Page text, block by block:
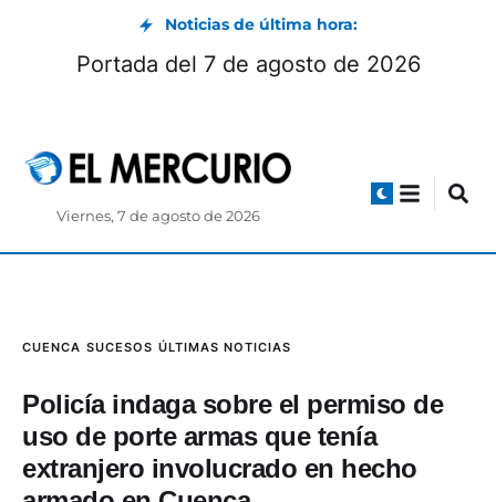
Noticias de última hora:
Portada del 7 de agosto de 2026
Viernes, 7 de agosto de 2026
CUENCA SUCESOS ÚLTIMAS NOTICIAS
Policía indaga sobre el permiso de
uso de porte armas que tenía
extranjero involucrado en hecho